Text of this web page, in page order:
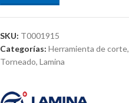
SKU: T0001915
Categorías: Herramienta de corte,
Torneado, Lamina